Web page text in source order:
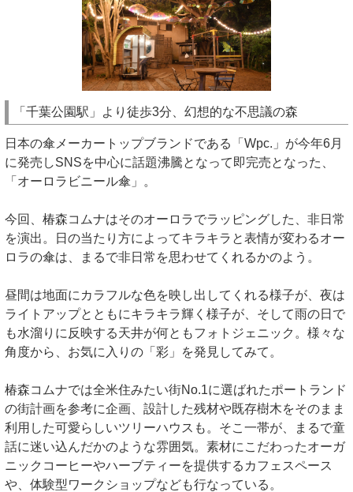
「千葉公園駅」より徒歩3分、幻想的な不思議の森
日本の傘メーカートップブランドである「Wpc.」が今年6月
に発売しSNSを中心に話題沸騰となって即完売となった、
「オーロラビニール傘」。
今回、椿森コムナはそのオーロラでラッピングした、非日常
を演出。日の当たり方によってキラキラと表情が変わるオー
ロラの傘は、まるで非日常を思わせてくれるかのよう。
昼間は地面にカラフルな色を映し出してくれる様子が、夜は
ライトアップとともにキラキラ輝く様子が、そして雨の日で
も水溜りに反映する天井が何ともフォトジェニック。様々な
角度から、お気に入りの「彩」を発見してみて。
椿森コムナでは全米住みたい街No.1に選ばれたポートランド
の街計画を参考に企画、設計した残材や既存樹木をそのまま
利用した可愛らしいツリーハウスも。そこ一帯が、まるで童
話に迷い込んだかのような雰囲気。素材にこだわったオーガ
ニックコーヒーやハーブティーを提供するカフェスペース
や、体験型ワークショップなども行なっている。